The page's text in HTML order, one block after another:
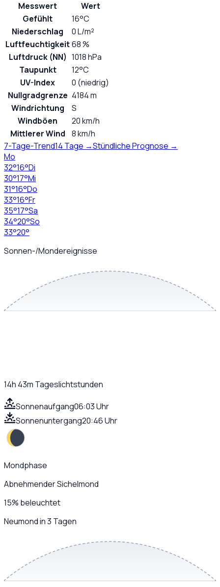
Messwert
Wert
Gefühlt
16°C
Niederschlag
0 L/m²
Luftfeuchtigkeit68 %
Luftdruck (NN) 1018 hPa
Taupunkt
12°C
UV-Index
0 (niedrig)
Nullgradgrenze 4184 m
Windrichtung
S
Windböen
20 km/h
Mittlerer Wind
8 km/h
7-Tage-Trend14 Tage →Stündliche Prognose →
Mo
32°16°Di
30°17°Mi
31°16°Do
33°16°Fr
35°17°Sa
34°20°So
33°20°
Sonnen-/Mondereignisse
14h 43m Tageslichtstunden
Sonnenaufgang06:03 Uhr
Sonnenuntergang20:46 Uhr
Mondphase
Abnehmender Sichelmond
15% beleuchtet
Neumond in 3 Tagen